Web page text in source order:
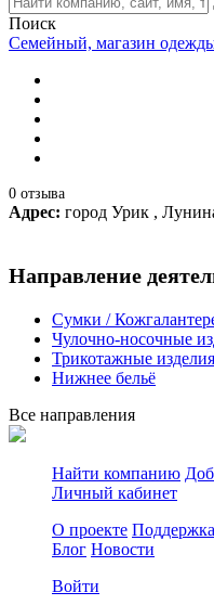
Поиск
Семейный, магазин
0 отзыва
Адрес: город Урик ,
Направление
Сумки /
Чулочно-носочные
Трикотажные изделия
Нижнее бельё
Все направления
Найти компанию
Личный кабинет
О проекте Поддержка
Блог Новости
Войти